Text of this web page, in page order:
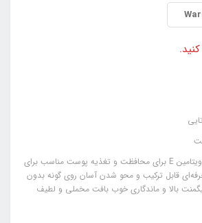
سایر مشخصات: حاوی ویتامین E برای محافظت و تغذیه پوست مناسب برای
حرفه‌ای قابل ترکیب و محو شدن آسان روی گونه بدون
پیگمنت بالا و ماندگاری خوب بافت مخملی و لطیف